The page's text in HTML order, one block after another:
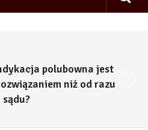
polubowna jest
niż od razu
sądu?